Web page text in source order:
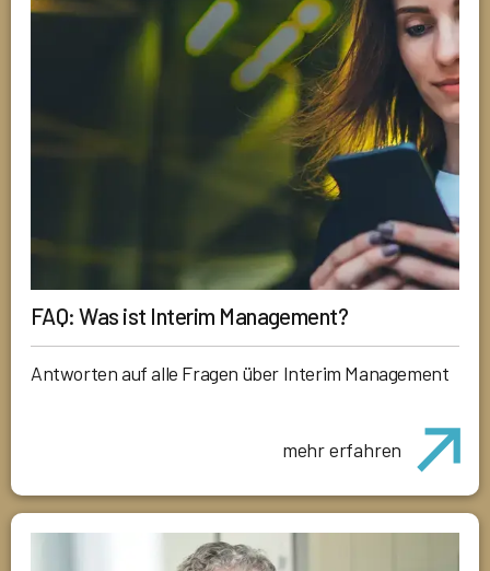
FAQ: Was ist Interim Management?
Antworten auf alle Fragen über Interim Management
mehr erfahren